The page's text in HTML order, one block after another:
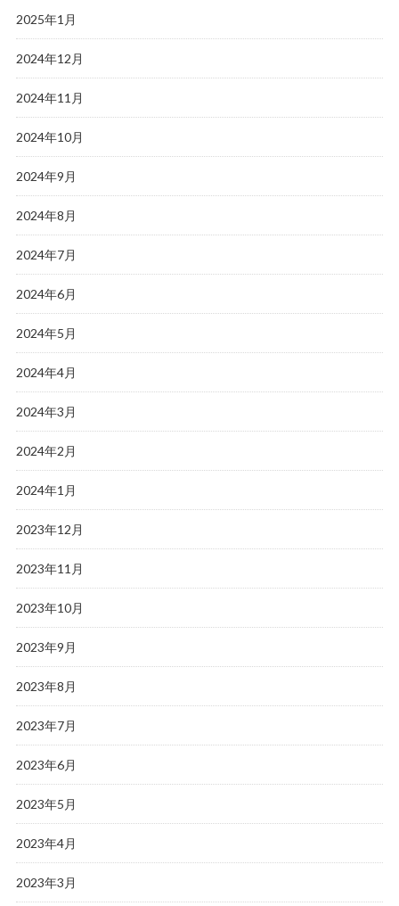
2025年1月
2024年12月
2024年11月
2024年10月
2024年9月
2024年8月
2024年7月
2024年6月
2024年5月
2024年4月
2024年3月
2024年2月
2024年1月
2023年12月
2023年11月
2023年10月
2023年9月
2023年8月
2023年7月
2023年6月
2023年5月
2023年4月
2023年3月